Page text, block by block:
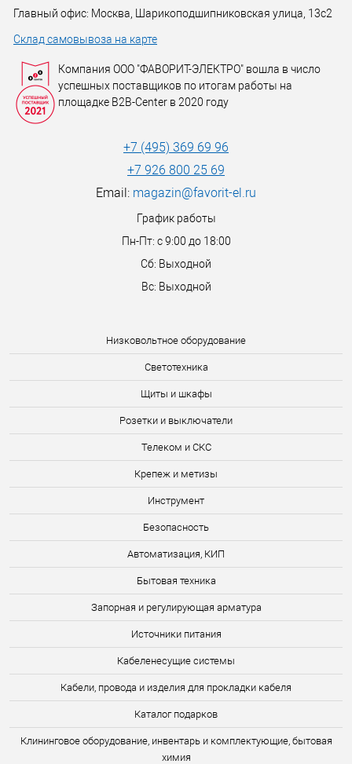
Низковольтное оборудование
Светотехника
Щиты и шкафы
Розетки и выключатели
Телеком и СКС
Крепеж и метизы
Инструмент
Безопасность
Автоматизация, КИП
Бытовая техника
Запорная и регулирующая арматура
Источники питания
Кабеленесущие системы
Кабели, провода и изделия для прокладки кабеля
Каталог подарков
Клининговое оборудование, инвентарь и комплектующие, бытовая
химия
Главный офис: Москва, Шарикоподшипниковская улица, 13с2
Склад самовывоза на карте
Компания ООО "ФАВОРИТ-ЭЛЕКТРО" вошла в число
успешных поставщиков по итогам работы на
площадке B2B-Center в 2020 году
+7 (495) 369 69 96
+7 926 800 25 69
Email: magazin@favorit-el.ru
График работы
Пн-Пт: с 9:00 до 18:00
Сб: Выходной
Вс: Выходной